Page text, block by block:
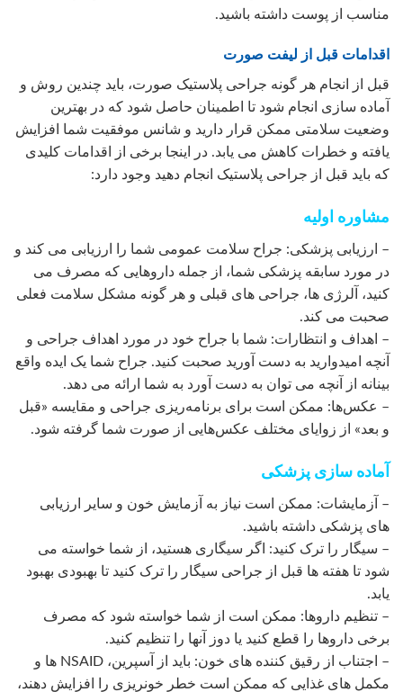
مناسب از پوست داشته باشید.
اقدامات قبل از لیفت صورت
قبل از انجام هر گونه جراحی پلاستیک صورت، باید چندین روش و
آماده سازی انجام شود تا اطمینان حاصل شود که در بهترین
وضعیت سلامتی ممکن قرار دارید و شانس موفقیت شما افزایش
یافته و خطرات کاهش می یابد. در اینجا برخی از اقدامات کلیدی
که باید قبل از جراحی پلاستیک انجام دهید وجود دارد:
مشاوره اولیه
– ارزیابی پزشکی: جراح سلامت عمومی شما را ارزیابی می کند و
در مورد سابقه پزشکی شما، از جمله داروهایی که مصرف می
کنید، آلرژی ها، جراحی های قبلی و هر گونه مشکل سلامت فعلی
صحبت می کند.
– اهداف و انتظارات: شما با جراح خود در مورد اهداف جراحی و
آنچه امیدوارید به دست آورید صحبت کنید. جراح شما یک ایده واقع
بینانه از آنچه می توان به دست آورد به شما ارائه می دهد.
– عکس‌ها: ممکن است برای برنامه‌ریزی جراحی و مقایسه «قبل
و بعد» از زوایای مختلف عکس‌هایی از صورت شما گرفته شود.
آماده سازی پزشکی
– آزمایشات: ممکن است نیاز به آزمایش خون و سایر ارزیابی
های پزشکی داشته باشید.
– سیگار را ترک کنید: اگر سیگاری هستید، از شما خواسته می
شود تا هفته ها قبل از جراحی سیگار را ترک کنید تا بهبودی بهبود
یابد.
– تنظیم داروها: ممکن است از شما خواسته شود که مصرف
برخی داروها را قطع کنید یا دوز آنها را تنظیم کنید.
– اجتناب از رقیق کننده های خون: باید از آسپرین، NSAID ها و
مکمل های غذایی که ممکن است خطر خونریزی را افزایش دهند،